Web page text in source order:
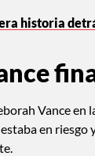
historia
Vance en
en